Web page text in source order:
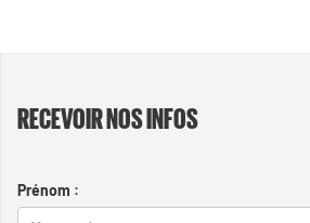
RECEVOIR NOS INFOS
Prénom :